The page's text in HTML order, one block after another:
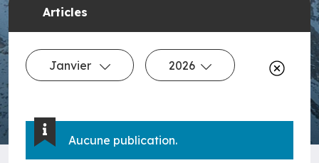
Articles
Janvier 2026
Aucune publication.